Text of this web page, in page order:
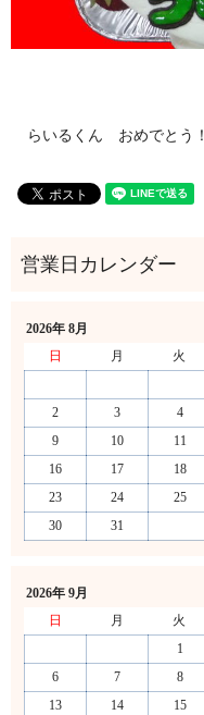
らいるくん おめでとう！
2026年 8月
日
月 火
2
3 4
9
10 11
16
17 18
23
24 25
30
31
2026年 9月
日
月 火
1
6
7 8
13
14 15